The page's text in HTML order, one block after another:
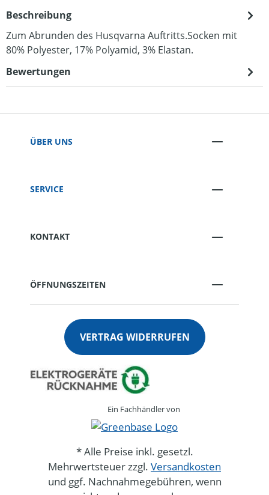
Beschreibung
Zum Abrunden des Husqvarna Auftritts.Socken mit
80% Polyester, 17% Polyamid, 3% Elastan.
Bewertungen
ÜBER UNS
SERVICE
KONTAKT
ÖFFNUNGSZEITEN
VERTRAG WIDERRUFEN
Ein Fachhändler von
* Alle Preise inkl. gesetzl.
Mehrwertsteuer zzgl. Versandkosten
und ggf. Nachnahmegebühren, wenn